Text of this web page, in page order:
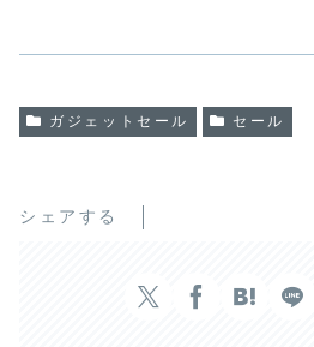
ガジェットセール セール
シェアする